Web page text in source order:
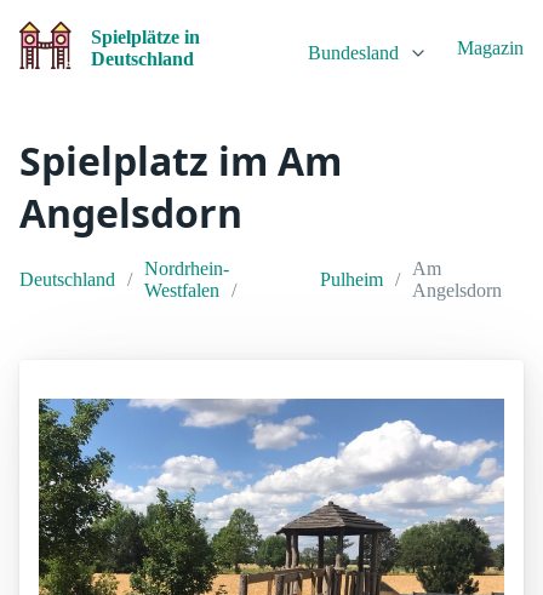
Spielplätze in
Deutschland
Bundesland Magazin
Spielplatz im Am
Angelsdorn
Deutschland
Nordrhein-
Westfalen
Pulheim
Am
Angelsdorn